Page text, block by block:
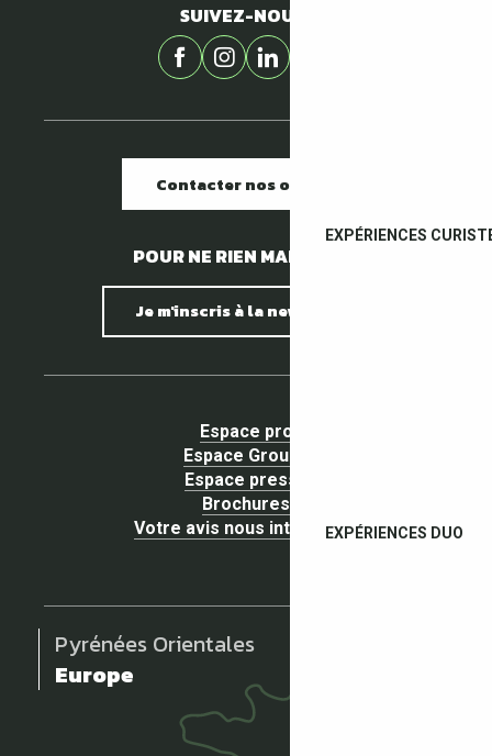
EXPÉRIENCES
EXPÉRIENCES DUO
SUIVEZ-NOUS !
Contacter nos offices
POUR NE RIEN MANQUER !
Je m'inscris à la newsletter
Espace pro
Espace Groupe
Espace presse
Brochures
Votre avis nous intéresse !
Pyrénées Orientales
Europe